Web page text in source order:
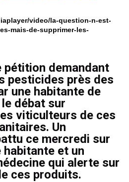
video/la-question-n-est-
mais-de-supprimer-les-
pétition demandant
pesticides près des
une habitante de
débat sur
viticulteurs de ces
Un
ce mercredi sur
et un
qui alerte sur
ces produits.